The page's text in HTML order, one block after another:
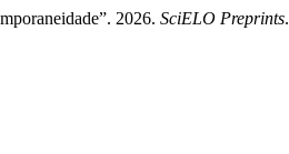
2026. SciELO Preprints.